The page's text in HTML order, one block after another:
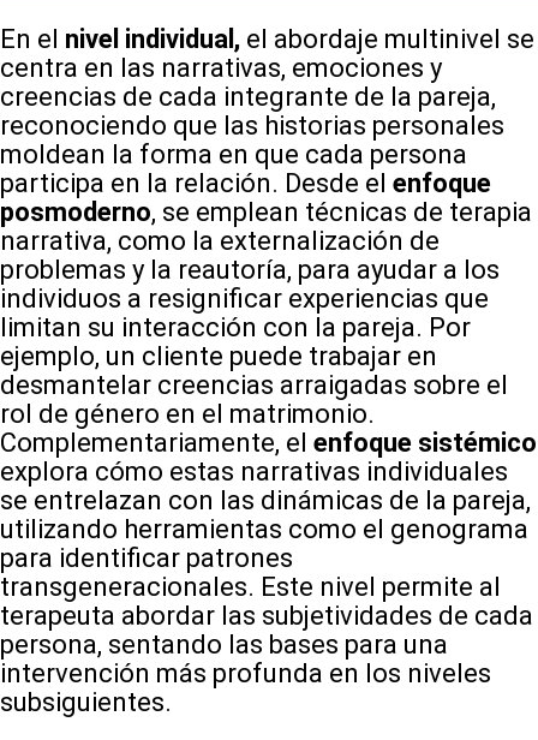
En el nivel individual, el abordaje multinivel se
centra en las narrativas, emociones y
creencias de cada integrante de la pareja,
reconociendo que las historias personales
moldean la forma en que cada persona
participa en la relación. Desde el enfoque
posmoderno, se emplean técnicas de terapia
narrativa, como la externalización de
problemas y la reautoría, para ayudar a los
individuos a resignificar experiencias que
limitan su interacción con la pareja. Por
ejemplo, un cliente puede trabajar en
desmantelar creencias arraigadas sobre el
rol de género en el matrimonio.
Complementariamente, el enfoque sistémico
explora cómo estas narrativas individuales
se entrelazan con las dinámicas de la pareja,
utilizando herramientas como el genograma
para identificar patrones
transgeneracionales. Este nivel permite al
terapeuta abordar las subjetividades de cada
persona, sentando las bases para una
intervención más profunda en los niveles
subsiguientes.